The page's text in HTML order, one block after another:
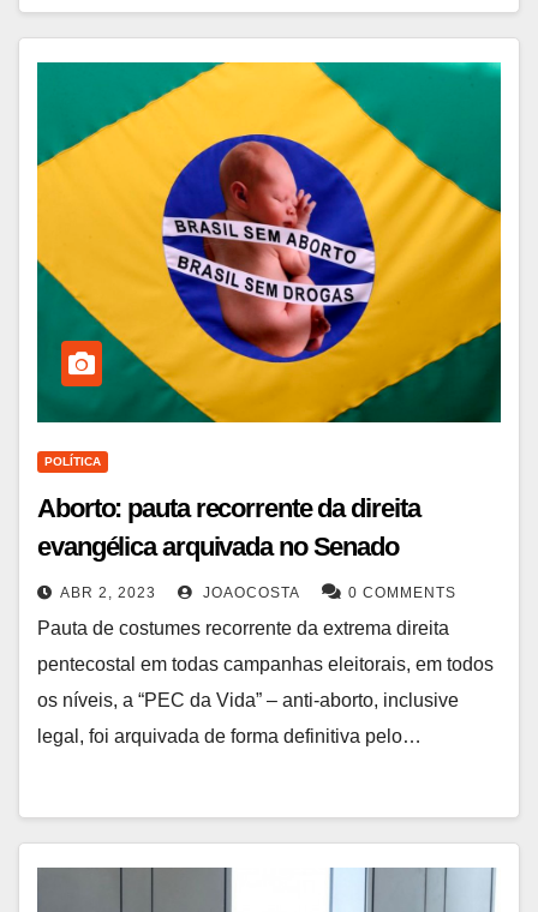
POLÍTICA
Aborto: pauta recorrente da direita
evangélica arquivada no Senado
ABR 2, 2023 JOAOCOSTA 0 COMMENTS
Pauta de costumes recorrente da extrema direita
pentecostal em todas campanhas eleitorais, em todos
os níveis, a “PEC da Vida” – anti-aborto, inclusive
legal, foi arquivada de forma definitiva pelo…